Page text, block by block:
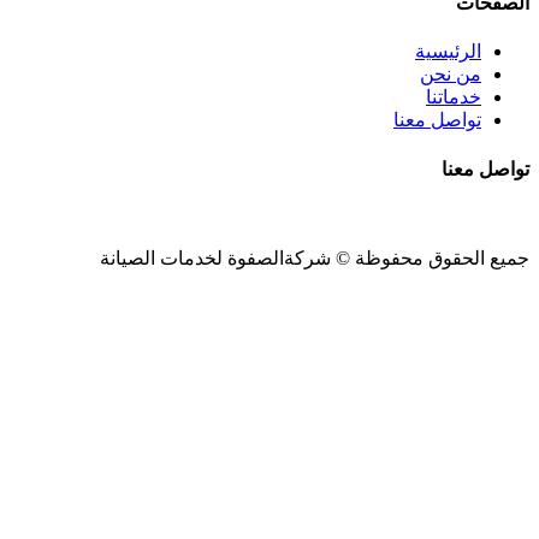
الرئيسية
من نحن
خدماتنا
تواصل معنا
تواصل معنا
جميع الحقوق محفوظة © شركةالصفوة لخدمات الصيانة